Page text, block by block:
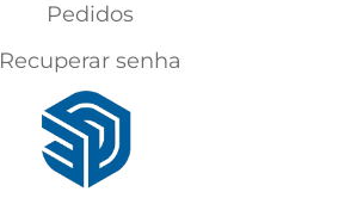
Pedidos
Recuperar senha